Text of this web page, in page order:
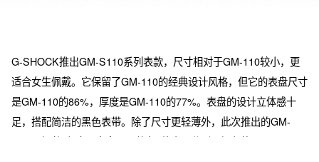
G-SHOCK推出GM-S110系列表款，尺寸相对于GM-110较小，更
适合女生佩戴。它保留了GM-110的经典设计风格，但它的表盘尺寸
是GM-110的86%，厚度是GM-110的77%。表盘的设计立体感十
足，搭配简洁的黑色表带。除了尺寸更轻薄外，此次推出的GM-
S110系列颜色也更丰富，一共有4款表，分别是银色的GM-S110-